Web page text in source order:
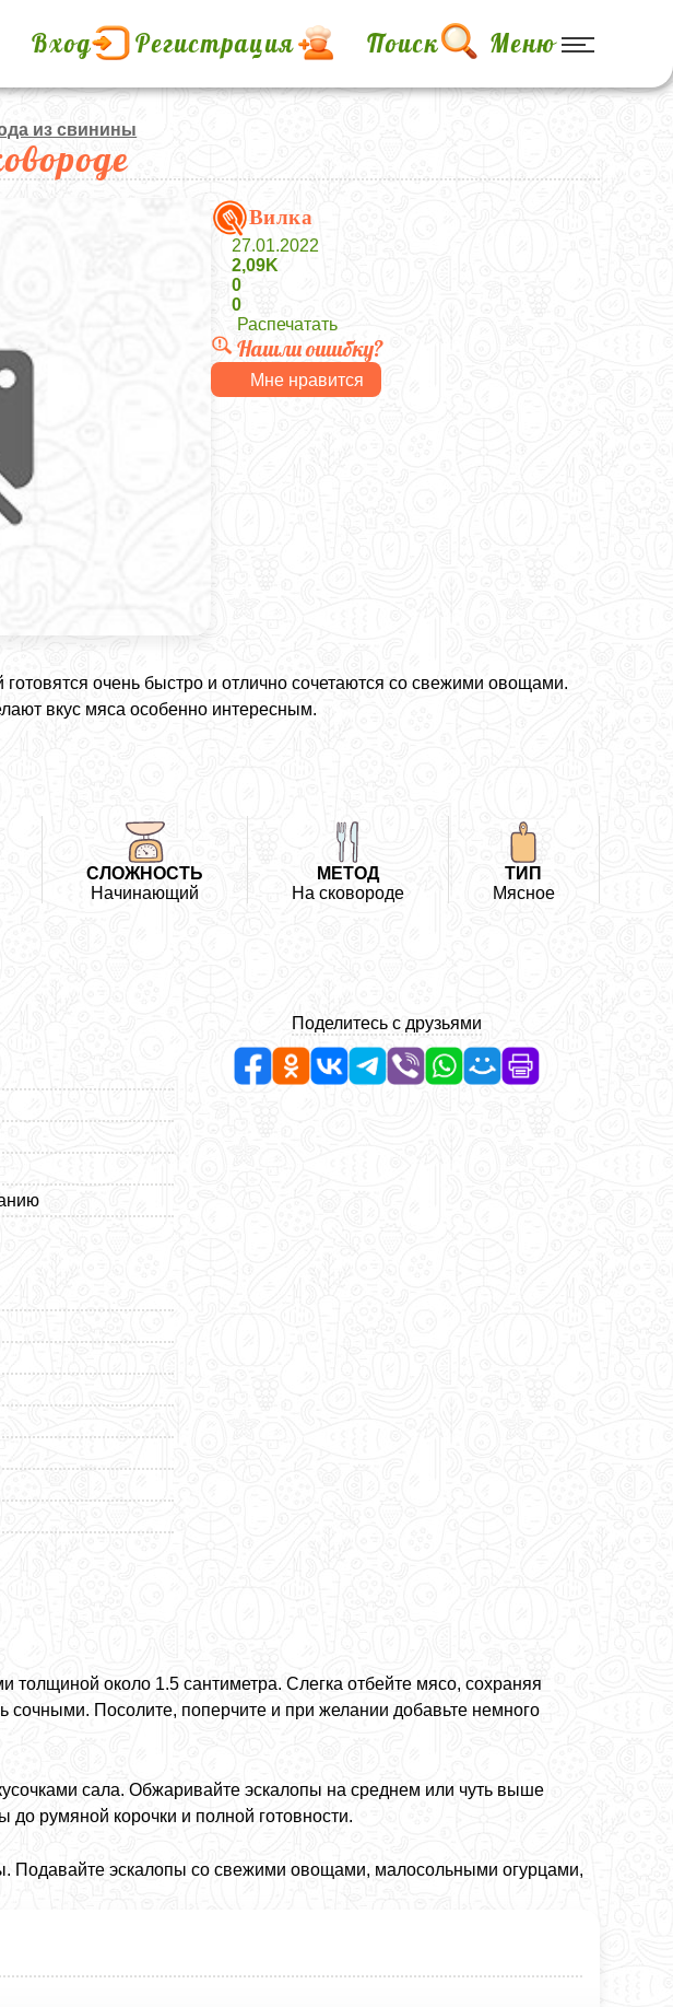
Вход Регистрация Поиск Меню
из свинины
Вилка
27.01.2022
2,09K
0
0
Распечатать
Нашли ошибку?
Мне нравится
очень быстро и отлично сочетаются со свежими овощами.
вкус мяса особенно интересным.
СЛОЖНОСТЬ
Начинающий
МЕТОД
На сковороде
ТИП
Мясное
Поделитесь с друзьями
толщиной около 1.5 сантиметра. Слегка отбейте мясо, сохраняя
сочными. Посолите, поперчите и при желании добавьте немного
сала. Обжаривайте эскалопы на среднем или чуть выше
до румяной корочки и полной готовности.
Подавайте эскалопы со свежими овощами, малосольными огурцами,